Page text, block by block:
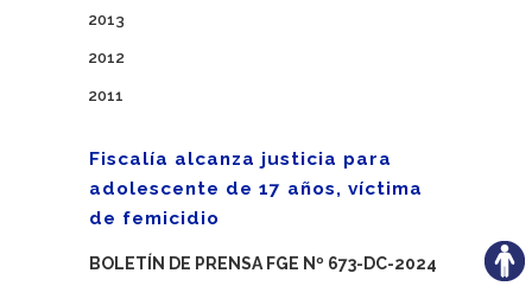
2013
2012
2011
Fiscalía alcanza justicia para
adolescente de 17 años, víctima
de femicidio
BOLETÍN DE PRENSA FGE Nº 673-DC-2024